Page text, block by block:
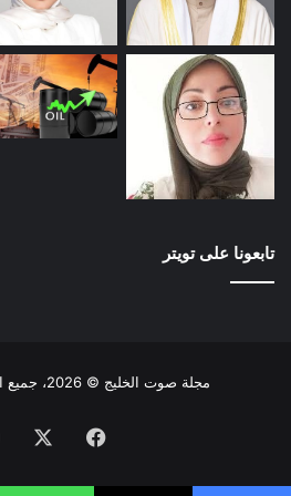
تابعونا على تويتر
مجلة صوت الخليج © 2026، جميع الحقوق محفوظة |
فيسبوك